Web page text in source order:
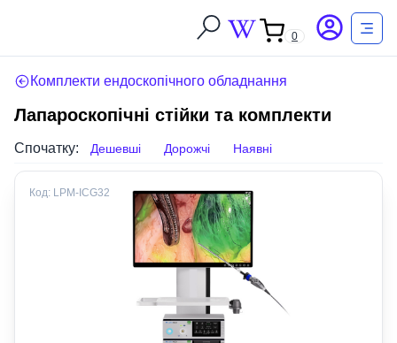
0
Комплекти ендоскопічного обладнання
Лапароскопічні стійки та комплекти
Спочатку: Дешевші Дорожчі Наявні
Код: LPM-ICG32